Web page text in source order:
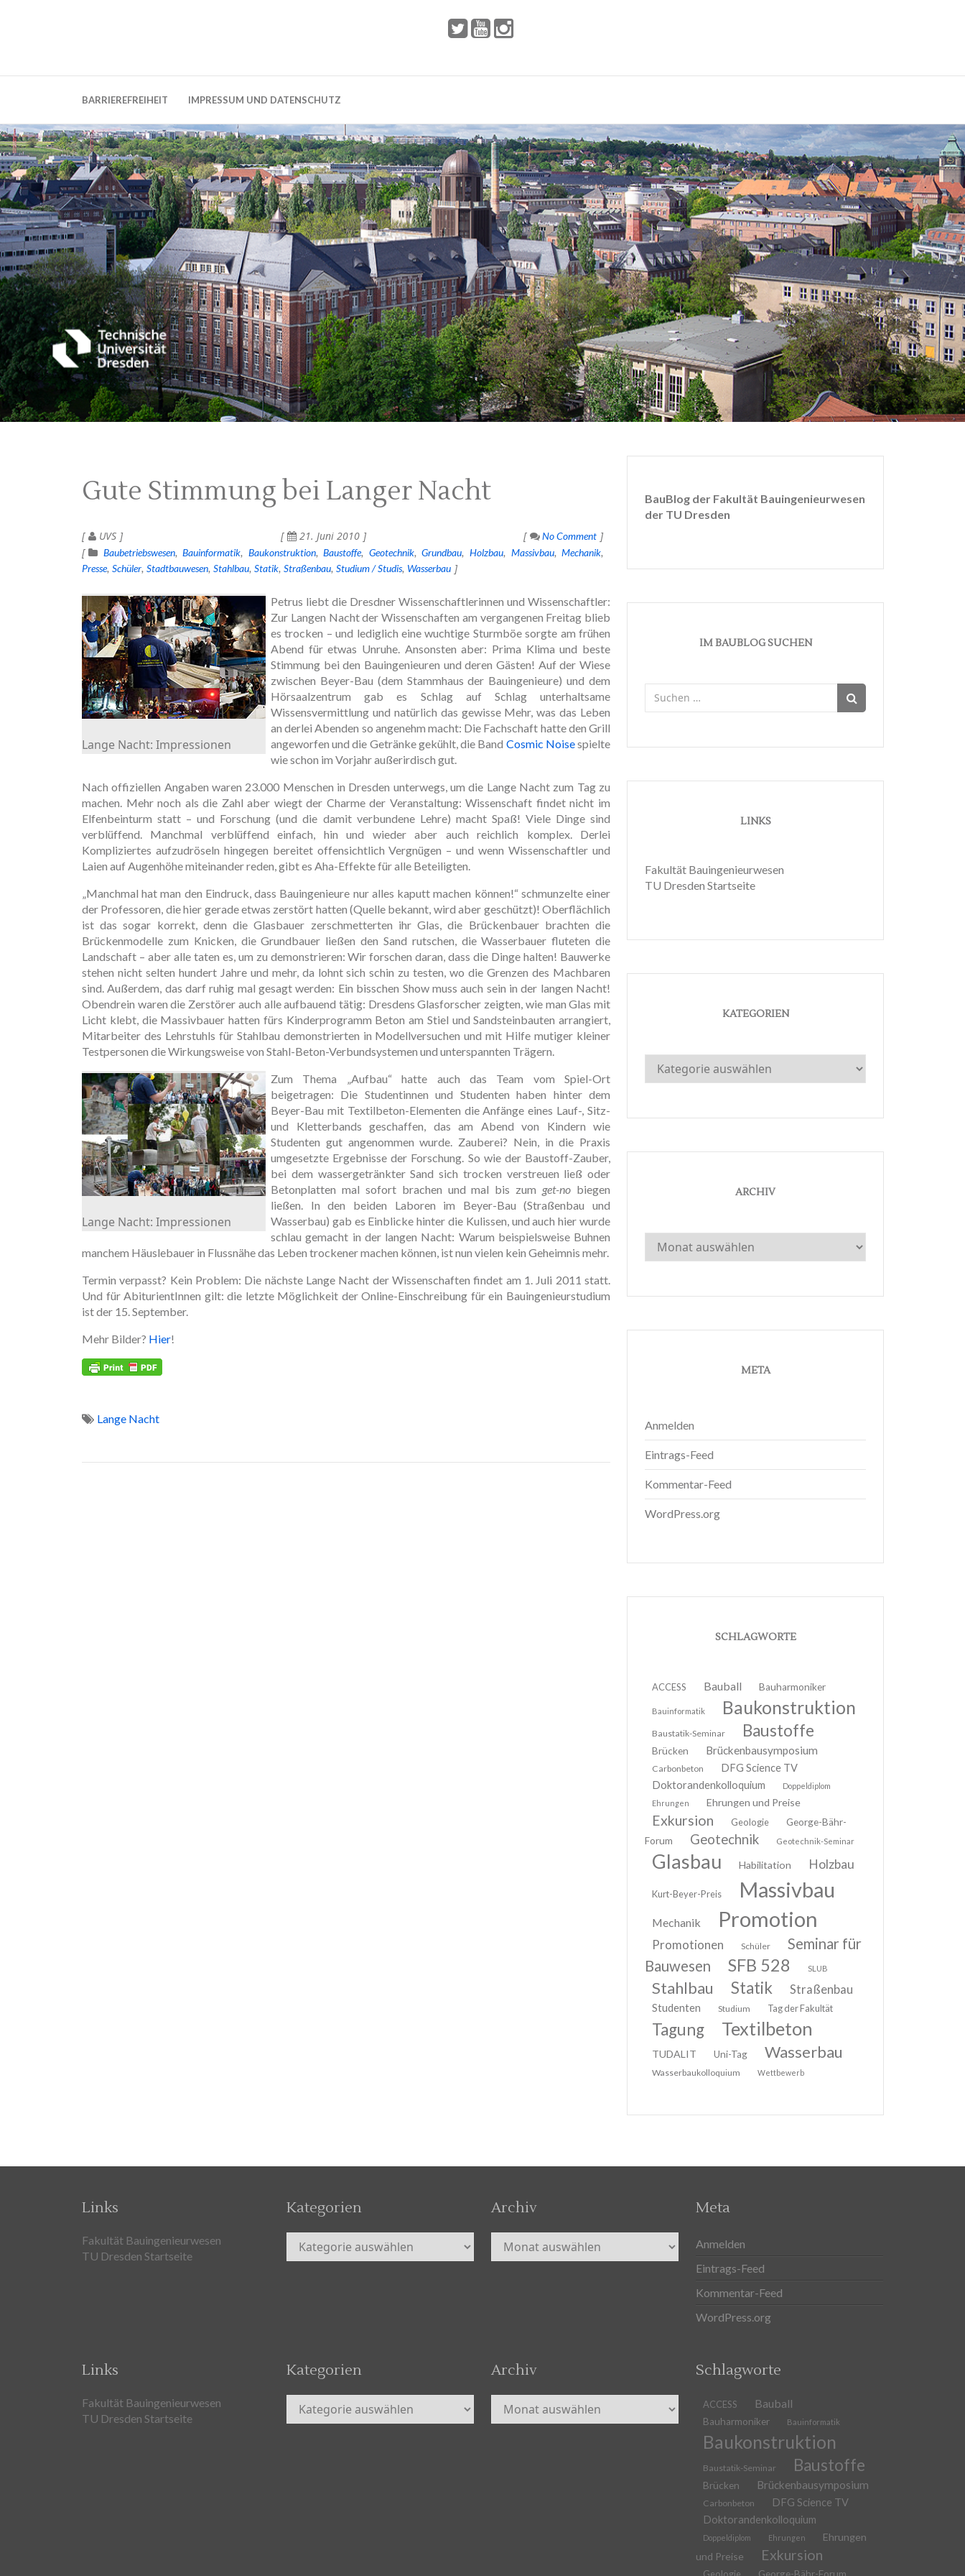
BARRIEREFREIHEIT IMPRESSUM UND DATENSCHUTZ
Gute Stimmung bei Langer Nacht
UVS 21. Juni 2010
No Comment
Baubetriebswesen
Bauinformatik Baukonstruktion Baustoffe Geotechnik Grundbau Holzbau Massivbau
Mechanik
Presse Schüler Stadtbauwesen Stahlbau Statik Straßenbau Studium / Studis Wasserbau
Lange Nacht: Impressionen
Petrus liebt die Dresdner Wissenschaftlerinnen und Wissenschaftler:
Zur Langen Nacht der Wissenschaften am vergangenen Freitag blieb
es trocken – und lediglich eine wuchtige Sturmböe sorgte am frühen
Abend für etwas Unruhe. Ansonsten aber: Prima Klima und beste
Stimmung bei den Bauingenieuren und deren Gästen! Auf der Wiese
zwischen Beyer-Bau (dem Stammhaus der Bauingenieure) und dem
Hörsaalzentrum gab es Schlag auf Schlag unterhaltsame
Wissensvermittlung und natürlich das gewisse Mehr, was das Leben
an derlei Abenden so angenehm macht: Die Fachschaft hatte den Grill
angeworfen und die Getränke gekühlt, die Band Cosmic Noisespielte
wie schon im Vorjahr außerirdisch gut.
Nach offiziellen Angaben waren 23.000 Menschen in Dresden unterwegs, um die Lange Nacht zum Tag zu
machen. Mehr noch als die Zahl aber wiegt der Charme der Veranstaltung: Wissenschaft findet nicht im
Elfenbeinturm statt – und Forschung (und die damit verbundene Lehre) macht Spaß! Viele Dinge sind
verblüffend. Manchmal verblüffend einfach, hin und wieder aber auch reichlich komplex. Derlei
Kompliziertes aufzudröseln hingegen bereitet offensichtlich Vergnügen – und wenn Wissenschaftler und
Laien auf Augenhöhe miteinander reden, gibt es Aha-Effekte für alle Beteiligten.
„Manchmal hat man den Eindruck, dass Bauingenieure nur alles kaputt machen können!“ schmunzelte einer
der Professoren, die hier gerade etwas zerstört hatten (Quelle bekannt, wird aber geschützt)! Oberflächlich
ist das sogar korrekt, denn die Glasbauer zerschmetterten ihr Glas, die Brückenbauer brachten die
Brückenmodelle zum Knicken, die Grundbauer ließen den Sand rutschen, die Wasserbauer fluteten die
Landschaft – aber alle taten es, um zu demonstrieren: Wir forschen daran, dass die Dinge halten! Bauwerke
stehen nicht selten hundert Jahre und mehr, da lohnt sich schin zu testen, wo die Grenzen des Machbaren
sind. Außerdem, das darf ruhig mal gesagt werden: Ein bisschen Show muss auch sein in der langen Nacht!
Obendrein waren die Zerstörer auch alle aufbauend tätig: Dresdens Glasforscher zeigten, wie man Glas mit
Licht klebt, die Massivbauer hatten fürs Kinderprogramm Beton am Stiel und Sandsteinbauten arrangiert,
Mitarbeiter des Lehrstuhls für Stahlbau demonstrierten in Modellversuchen und mit Hilfe mutiger kleiner
Testpersonen die Wirkungsweise von Stahl-Beton-Verbundsystemen und unterspannten Trägern.
Lange Nacht: Impressionen
Zum Thema „Aufbau“ hatte auch das Team vom Spiel-Ort
beigetragen: Die Studentinnen und Studenten haben hinter dem
Beyer-Bau mit Textilbeton-Elementen die Anfänge eines Lauf-, Sitz-
und Kletterbands geschaffen, das am Abend von Kindern wie
Studenten gut angenommen wurde. Zauberei? Nein, in die Praxis
umgesetzte Ergebnisse der Forschung. So wie der Baustoff-Zauber,
bei dem wassergetränkter Sand sich trocken verstreuen ließ oder
Betonplatten mal sofort brachen und mal bis zum get-no biegen
ließen. In den beiden Laboren im Beyer-Bau (Straßenbau und
Wasserbau) gab es Einblicke hinter die Kulissen, und auch hier wurde
schlau gemacht in der langen Nacht: Warum beispielsweise Buhnen
manchem Häuslebauer in Flussnähe das Leben trockener machen können, ist nun vielen kein Geheimnis mehr.
Termin verpasst? Kein Problem: Die nächste Lange Nacht der Wissenschaften findet am 1. Juli 2011 statt.
Und für AbiturientInnen gilt: die letzte Möglichkeit der Online-Einschreibung für ein Bauingenieurstudium
ist der 15. September.
Mehr Bilder? Hier!
Lange Nacht
BauBlog der Fakultät Bauingenieurwesen
der TU Dresden
IM BAUBLOG SUCHEN
nach:
LINKS
Fakultät Bauingenieurwesen
TU Dresden Startseite
KATEGORIEN
Kategorien
ARCHIV
Archiv
META
Anmelden
Eintrags-Feed
Kommentar-Feed
WordPress.org
SCHLAGWORTE
ACCESS Bauball Bauharmoniker
Bauinformatik Baukonstruktion
Baustatik-Seminar Baustoffe
Brücken Brückenbausymposium
Carbonbeton
DFG Science TV
Doktorandenkolloquium
Doppeldiplom
Ehrungen
Ehrungen und Preise
Exkursion Geologie
George-Bähr-
Forum
Geotechnik Geotechnik-Seminar
Glasbau Habilitation Holzbau
Kurt-Beyer-Preis Massivbau
Mechanik Promotion
Promotionen Schüler
Seminar für
Bauwesen
SFB 528 SLUB
Stahlbau Statik Straßenbau
Studenten Studium Tag der Fakultät
Tagung Textilbeton
TUDALIT Uni-Tag Wasserbau
Wasserbaukolloquium Wettbewerb
Links
Fakultät Bauingenieurwesen
TU Dresden Startseite
Kategorien
Kategorien
Archiv
Archiv
Meta
Anmelden
Eintrags-Feed
Kommentar-Feed
WordPress.org
Links
Fakultät Bauingenieurwesen
TU Dresden Startseite
Kategorien
Kategorien
Archiv
Archiv
Schlagworte
ACCESS Bauball
Bauharmoniker Bauinformatik
Baukonstruktion
Baustatik-Seminar Baustoffe
Brücken Brückenbausymposium
Carbonbeton
DFG Science TV
Doktorandenkolloquium
Doppeldiplom Ehrungen
Ehrungen
und Preise
Exkursion
Geologie George-Bähr-Forum